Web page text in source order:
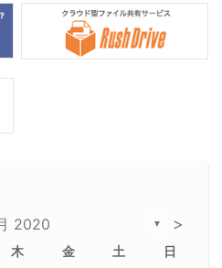
2020 ▼ >
木 金 土 日